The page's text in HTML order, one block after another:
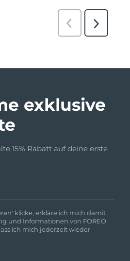
exklusive
15% Rabatt auf deine erste
klicke, erkläre ich mich damit
und Informationen von FOREO
ich mich jederzeit wieder